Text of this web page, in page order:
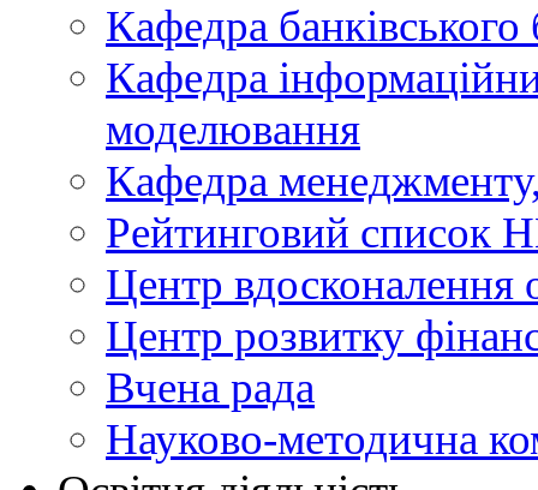
Кафедра банківського
Кафедра
моделювання
Кафедра менеджменту,
Рейтинговий список
Центр вдосконалення
Центр розвитку
Вчена рада
Науково-методична